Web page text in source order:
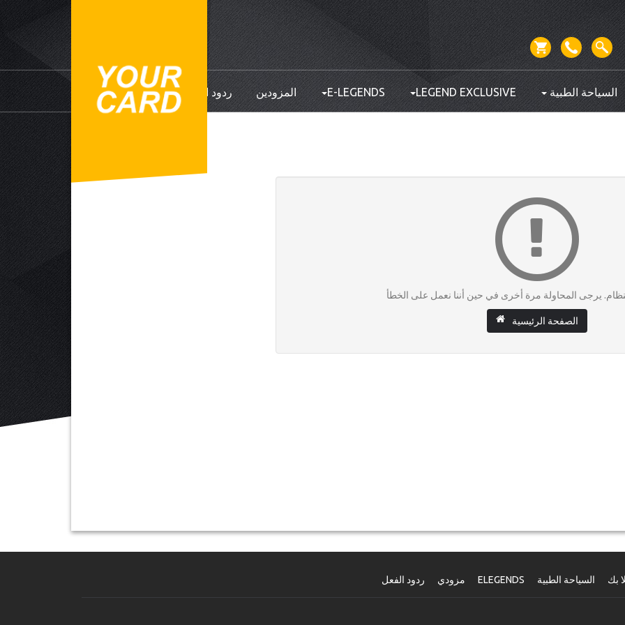
السياحة الطبية LEGEND EXCLUSIVE
E-LEGENDS المزودين ردود الفعل
يرجى المحاولة مرة أخرى في حين أننا نعمل على الخطأ
الصفحة الرئيسية
بك السياحة الطبية ELEGENDS مزودي ردود الفعل